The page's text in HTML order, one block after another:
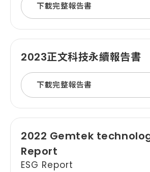
下載完整報告書
2023正文科技永續報告書
下載完整報告書
2022 Gemtek
Report
ESG Report